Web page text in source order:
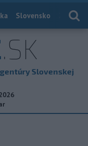
Slovensko
.SK
Slovenskej